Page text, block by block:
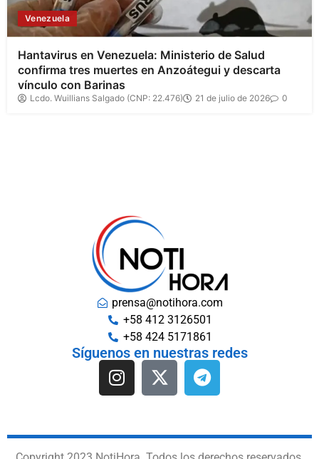
Venezuela
Hantavirus en Venezuela: Ministerio de Salud
confirma tres muertes en Anzoátegui y descarta
vínculo con Barinas
Lcdo. Wuillians Salgado (CNP: 22.476) 21 de julio de 2026 0
prensa@notihora.com
+58 412 3126501
+58 424 5171861
Síguenos en nuestras redes